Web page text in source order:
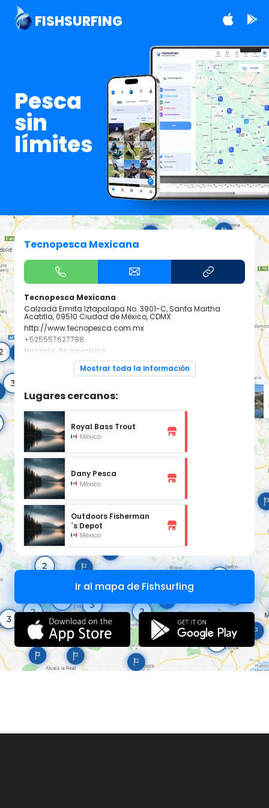
FISHSURFING
Pesca
sin
límites
Tecnopesca Mexicana
Tecnopesca Mexicana
Calzada Ermita Iztapalapa No. 3901-C, Santa Martha
Acatitla, 09510 Ciudad de México, CDMX
http://www.tecnopesca.com.mx
+525557627788
Horario de apertura
Lunes: 9:00 - 17:30
Martes: 9:00 - 17:30
Miércoles: 9:00 - 17:30
Viernes: 9:00 - 17:30
Sábado: Cerrado
Domingo: Cerrado
Mostrar toda la información
Lugares cercanos:
Royal Bass Trout
México
Dany Pesca
México
Outdoors Fisherman
´s Depot
México
Ir al mapa de Fishsurfing